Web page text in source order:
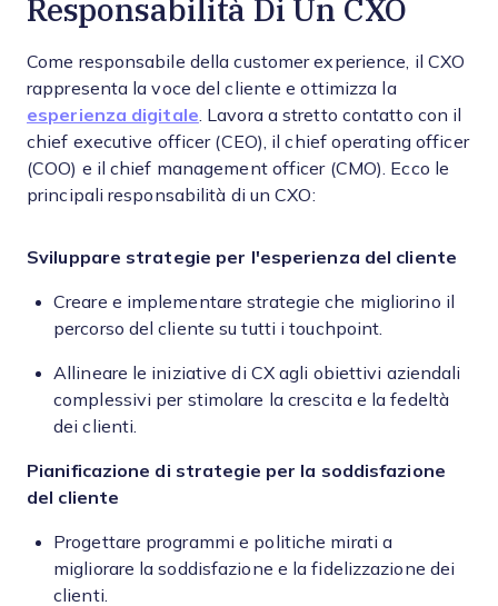
Responsabilità Di Un CXO
Come responsabile della customer experience, il CXO
rappresenta la voce del cliente e ottimizza la
esperienza digitale . Lavora a stretto contatto con il
chief executive officer (CEO), il chief operating officer
(COO) e il chief management officer (CMO). Ecco le
principali responsabilità di un CXO:
Sviluppare strategie per l'esperienza del cliente
Creare e implementare strategie che migliorino il
percorso del cliente su tutti i touchpoint.
Allineare le iniziative di CX agli obiettivi aziendali
complessivi per stimolare la crescita e la fedeltà
dei clienti.
Pianificazione di strategie per la soddisfazione
del cliente
Progettare programmi e politiche mirati a
migliorare la soddisfazione e la fidelizzazione dei
clienti.